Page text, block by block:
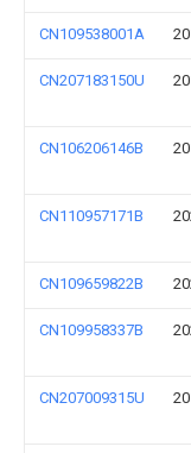
CN109538001A
CN207183150U
CN106206146B
CN110957171B
CN109659822B
CN109958337B
CN207009315U